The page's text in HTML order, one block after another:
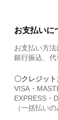
お支払いに
お支払い方法
銀行振込、代
〇クレジット
VISA・
EXPRESS・
（一括払い